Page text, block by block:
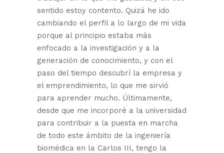
sentido estoy contento. Quizá he ido
cambiando el perfil a lo largo de mi vida
porque al principio estaba más
enfocado a la investigación y a la
generación de conocimiento, y con el
paso del tiempo descubrí la empresa y
el emprendimiento, lo que me sirvió
para aprender mucho. Últimamente,
desde que me incorporé a la universidad
para contribuir a la puesta en marcha
de todo este ámbito de la ingeniería
biomédica en la Carlos III, tengo la